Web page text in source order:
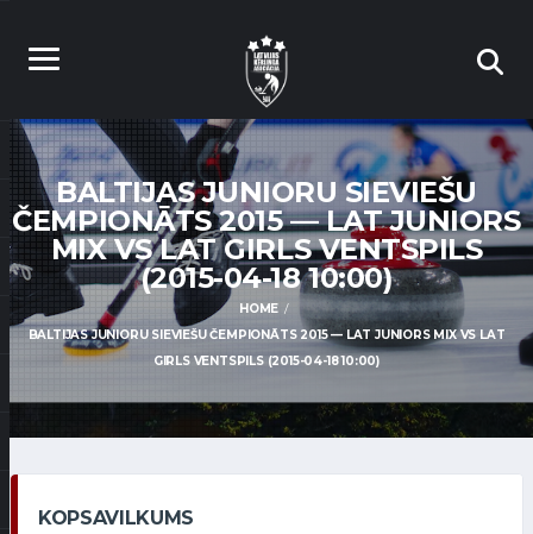
BALTIJAS JUNIORU SIEVIEŠU
ČEMPIONĀTS 2015 — LAT JUNIORS
MIX VS LAT GIRLS VENTSPILS
(2015-04-18 10:00)
HOME
BALTIJAS JUNIORU SIEVIEŠU ČEMPIONĀTS 2015 — LAT JUNIORS MIX VS LAT
GIRLS VENTSPILS (2015-04-18 10:00)
KOPSAVILKUMS